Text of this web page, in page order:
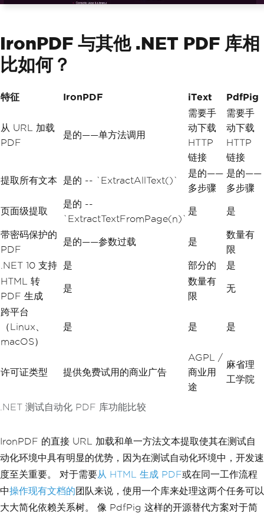
IronPDF 与其他 .NET PDF 库相
比如何？
.NET 测试自动化 PDF 库功能比较
特征 IronPDF iText PdfPig
从 URL 加载
PDF
是的——单方法调用
需要手
动下载
HTTP
链接
需要手
动下载
HTTP
链接
提取所有文本 是的 -- `ExtractAllText()`
是的——
多步骤
是的——
多步骤
页面级提取
是的 --
`ExtractTextFromPage(n)`
是 是
带密码保护的
PDF
是的——参数过载 是
数量有
限
.NET 10 支持
是 部分的
是
HTML 转
PDF 生成
是
数量有
限
无
跨平台
（Linux、
macOS）
是 是 是
许可证类型 提供免费试用的商业广告
AGPL /
商业用
途
麻省理
工学院
IronPDF 的直接 URL 加载和单一方法文本提取使其在测试自
动化环境中具有明显的优势，因为在测试自动化环境中，开发速
度至关重要。 对于需要从 HTML 生成 PDF或在同一工作流程
中操作现有文档的团队来说，使用一个库来处理这两个任务可以
大大简化依赖关系树。 像 PdfPig 这样的开源替代方案对于简